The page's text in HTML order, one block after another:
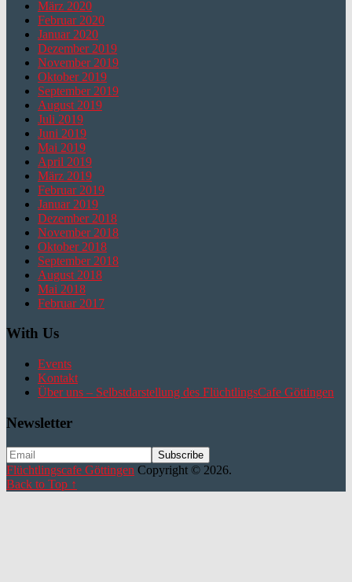
März 2020
Februar 2020
Januar 2020
Dezember 2019
November 2019
Oktober 2019
September 2019
August 2019
Juli 2019
Juni 2019
Mai 2019
April 2019
März 2019
Februar 2019
Januar 2019
Dezember 2018
November 2018
Oktober 2018
September 2018
August 2018
Mai 2018
Februar 2017
With Us
Events
Kontakt
Über uns – Selbstdarstellung des FlüchtlingsCafe Göttingen
Newsletter
Flüchtlingscafe Göttingen Copyright © 2026.
Back to Top ↑